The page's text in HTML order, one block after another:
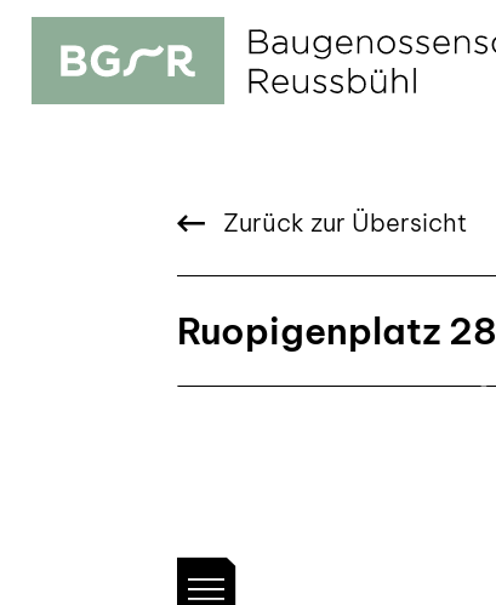
Zurück zur Übersicht
Ruopigenplatz 28